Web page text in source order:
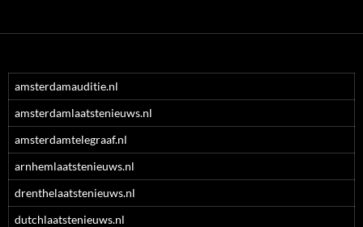
amsterdamauditie.nl
amsterdamlaatstenieuws.nl
amsterdamtelegraaf.nl
arnhemlaatstenieuws.nl
drenthelaatstenieuws.nl
dutchlaatstenieuws.nl